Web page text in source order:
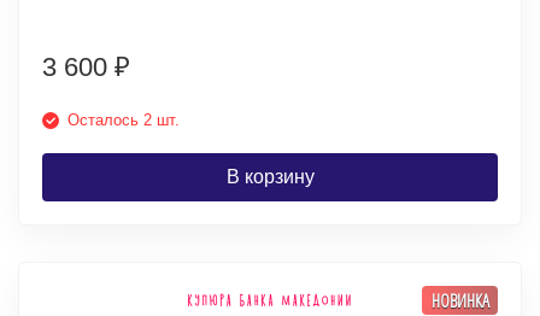
3 600 ₽
Осталось 2 шт.
В корзину
НОВИНКА